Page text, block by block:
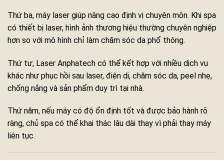
Thứ ba, máy laser giúp nâng cao định vị chuyên môn. Khi spa
có thiết bị laser, hình ảnh thương hiệu thường chuyên nghiệp
hơn so với mô hình chỉ làm chăm sóc da phổ thông.
Thứ tư, Laser Anphatech có thể kết hợp với nhiều dịch vụ
khác như phục hồi sau laser, điện di, chăm sóc da, peel nhẹ,
chống nắng và sản phẩm duy trì tại nhà.
Thứ năm, nếu máy có độ ổn định tốt và được bảo hành rõ
ràng, chủ spa có thể khai thác lâu dài thay vì phải thay máy
liên tục.